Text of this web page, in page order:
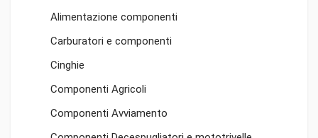
Alimentazione componenti
Carburatori e componenti
Cinghie
Componenti Agricoli
Componenti Avviamento